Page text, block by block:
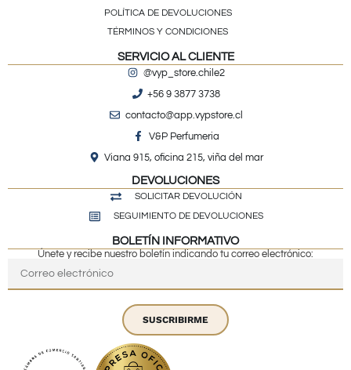
POLÍTICA DE DEVOLUCIONES
TÉRMINOS Y CONDICIONES
SERVICIO AL CLIENTE
@vyp_store.chile2
+56 9 3877 3738
contacto@app.vypstore.cl
V&P Perfumeria
Viana 915, oficina 215, viña del mar
DEVOLUCIONES
SOLICITAR DEVOLUCIÓN
SEGUIMIENTO DE DEVOLUCIONES
BOLETÍN INFORMATIVO
Únete y recibe nuestro boletín indicando tu correo electrónico:
SUSCRIBIRME